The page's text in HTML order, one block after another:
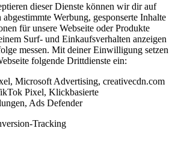
dieser Dienste können wir dir auf
abgestimmte Werbung, gesponserte Inhalte
für unsere Webseite oder Produkte
Surf- und Einkaufsverhalten anzeigen
messen. Mit deiner Einwilligung setzen
folgende Drittdienste ein:
Microsoft Advertising, creativecdn.com
Pixel, Klickbasierte
Ads Defender
Tracking